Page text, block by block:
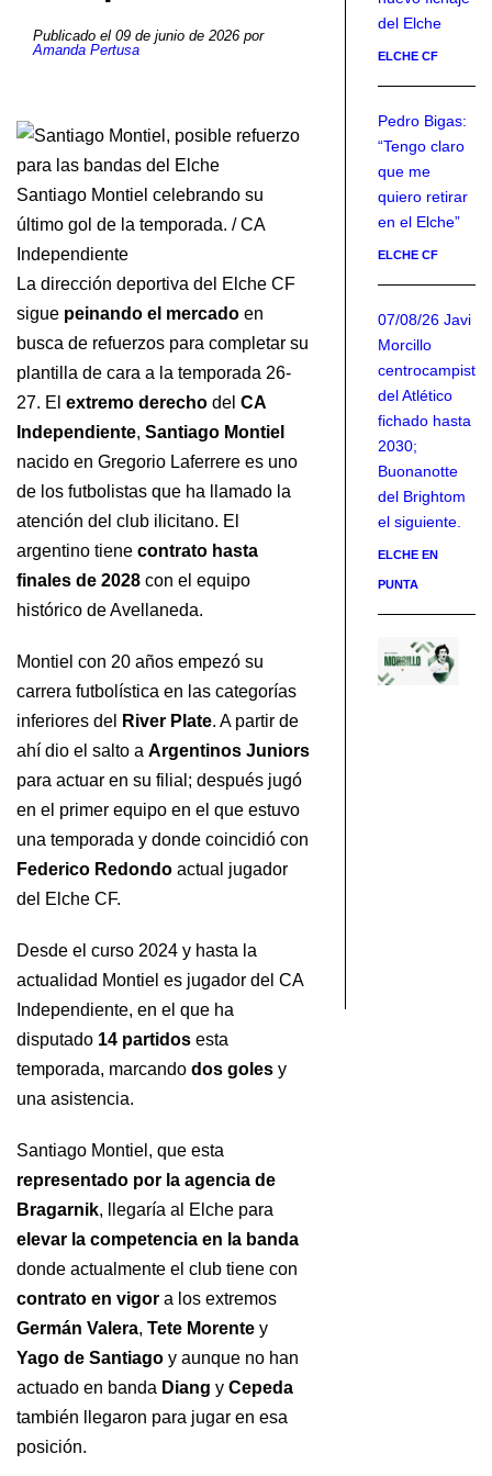
Publicado el 09 de junio de 2026 por
Amanda Pertusa
Santiago Montiel celebrando su
último gol de la temporada. / CA
Independiente
La dirección deportiva del Elche CF
sigue peinando el mercado en
busca de refuerzos para completar su
plantilla de cara a la temporada 26-
27. El extremo derecho del CA
Independiente, Santiago Montiel
nacido en Gregorio Laferrere es uno
de los futbolistas que ha llamado la
atención del club ilicitano. El
argentino tiene contrato hasta
finales de 2028 con el equipo
histórico de Avellaneda.
Montiel con 20 años empezó su
carrera futbolística en las categorías
inferiores del
River Plate. A partir de
ahí dio el salto a Argentinos Juniors
para actuar en su filial; después jugó
en el primer equipo en el que estuvo
una temporada y donde coincidió con
Federico Redondo actual jugador
del Elche CF.
Desde el curso 2024 y hasta la
actualidad Montiel es jugador del CA
Independiente, en el que ha
disputado 14 partidos esta
temporada, marcando dos goles y
una asistencia.
Santiago Montiel, que esta
representado por la agencia de
Bragarnik, llegaría al Elche para
elevar la competencia en la banda
donde actualmente el club tiene con
contrato en vigor a los extremos
Germán Valera, Tete Morente y
Yago de Santiago y aunque no han
actuado en banda Diang y Cepeda
también llegaron para jugar en esa
posición.
del Elche
ELCHE CF
Pedro Bigas:
“Tengo claro
que me
quiero retirar
en el Elche”
ELCHE CF
07/08/26 Javi
Morcillo
centrocampista
del Atlético
fichado hasta
2030;
Buonanotte
del Brightom
el siguiente.
ELCHE EN
PUNTA